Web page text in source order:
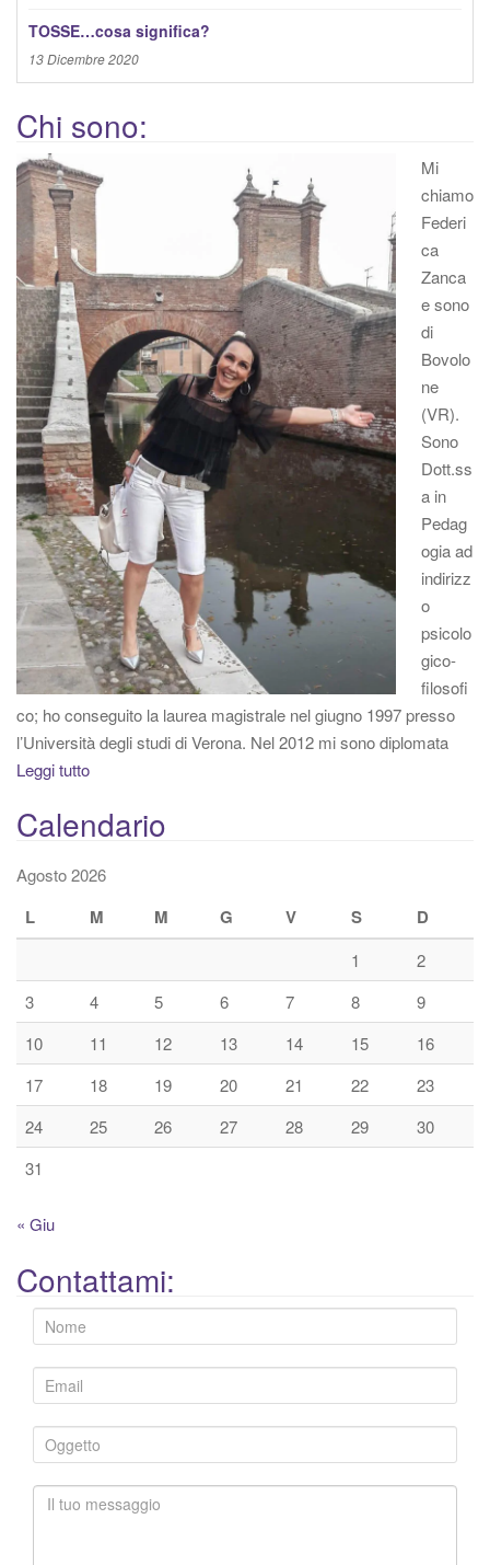
TOSSE…cosa significa?
13 Dicembre 2020
Chi sono:
Mi
chiamo
Federi
ca
Zanca
e sono
di
Bovolo
ne
(VR).
Sono
Dott.ss
a in
Pedag
ogia ad
indirizz
o
psicolo
gico-
filosofi
co; ho conseguito la laurea magistrale nel giugno 1997 presso
l’Università degli studi di Verona. Nel 2012 mi sono diplomata
Leggi tutto
Calendario
Agosto 2026
L M M G V S D
1
2
3
4 5 6 7 8
9
10
11 12 13 14 15
16
17
18 19 20 21 22
23
24
25 26 27 28 29
30
31
« Giu
Contattami: